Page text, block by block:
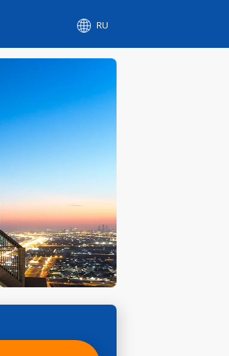
RU